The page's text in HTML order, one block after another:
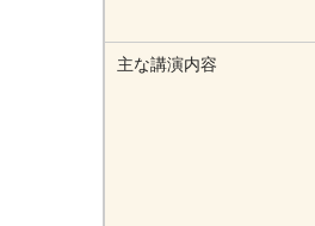
主な講演内容